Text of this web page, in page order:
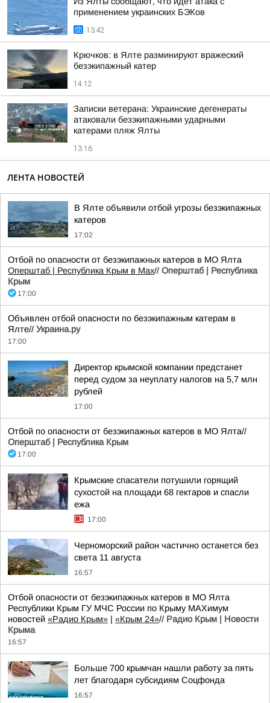
применением украинских БЭКов
13:42
Крючков: в Ялте разминируют вражеский
безэкипажный катер
14:12
Записки ветерана: Украинские дегенераты
атаковали безэкипажными ударными
катерами пляж Ялты
13:16
ЛЕНТА НОВОСТЕЙ
В Ялте объявили отбой угрозы безэкипажных
катеров
17:02
Отбой по опасности от безэкипажных катеров в МО Ялта
Оперштаб | Республика Крым в Мax// Оперштаб | Республика
Крым
17:00
Объявлен отбой опасности по безэкипажным катерам в
Ялте// Украина.ру
17:00
Директор крымской компании предстанет
перед судом за неуплату налогов на 5,7 млн
рублей
17:00
Отбой по опасности от безэкипажных катеров в МО Ялта//
Оперштаб | Республика Крым
17:00
Крымские спасатели потушили горящий
сухостой на площади 68 гектаров и спасли
ежа
17:00
Черноморский район частично останется без
света 11 августа
16:57
Отбой опасности от безэкипажных катеров в МО Ялта
Республики Крым ГУ МЧС России по Крыму MAXимум
новостей «Радио Крым» | «Крым 24»// Радио Крым | Новости
Крыма
16:57
Больше 700 крымчан нашли работу за пять
лет благодаря субсидиям Соцфонда
16:57